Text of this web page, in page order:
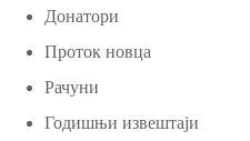
Донатори
Проток новца
Рачуни
Годишњи извештаји